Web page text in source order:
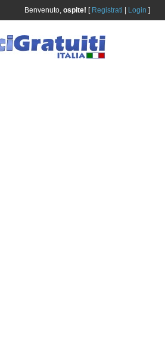
Benvenuto, ospite! [ Registrati Login ]